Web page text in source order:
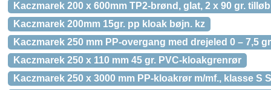
Kaczmarek 200 x 600mm TP2-brønd, glat, 2 x 90 gr. tilløb
Kaczmarek 200mm 15gr. pp kloak bøjn. kz
Kaczmarek 250 mm PP-overgang med drejeled 0 – 7,5
Kaczmarek 250 x 110 mm 45 gr. PVC-kloakgrenrør
Kaczmarek 250 x 3000 mm PP-kloakrør m/mf., klasse S